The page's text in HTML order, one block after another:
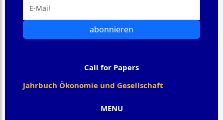
MENU
abonnieren
Call for Papers
Jahrbuch Ökonomie und Gesellschaft